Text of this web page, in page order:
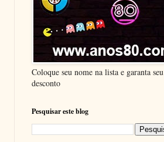
Coloque seu nome na lista e garanta seu
desconto
Pesquisar este blog